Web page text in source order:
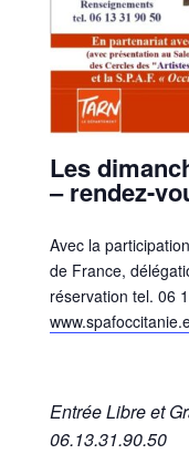
Les
– rendez-
Avec la
de France,
réservation tel. 06
Entrée Libre et
06.13.31.90.50